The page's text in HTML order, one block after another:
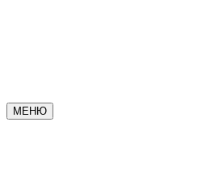
МЕНЮ